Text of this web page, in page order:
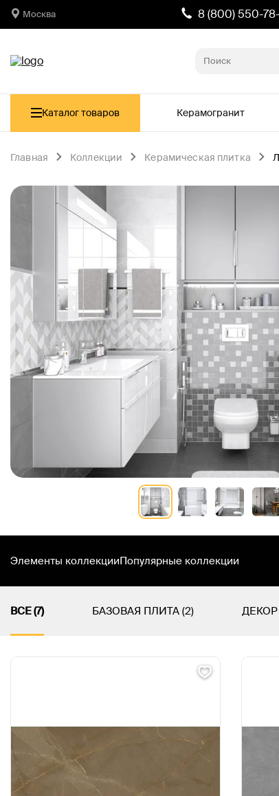
Москва 8 (800) 550-
Каталог товаров Керамогранит
Главная Коллекции Керамическая плитка
Элементы коллекцииПопулярные коллекции
ВСЕ (7) БАЗОВАЯ ПЛИТА (2) ДЕКОР